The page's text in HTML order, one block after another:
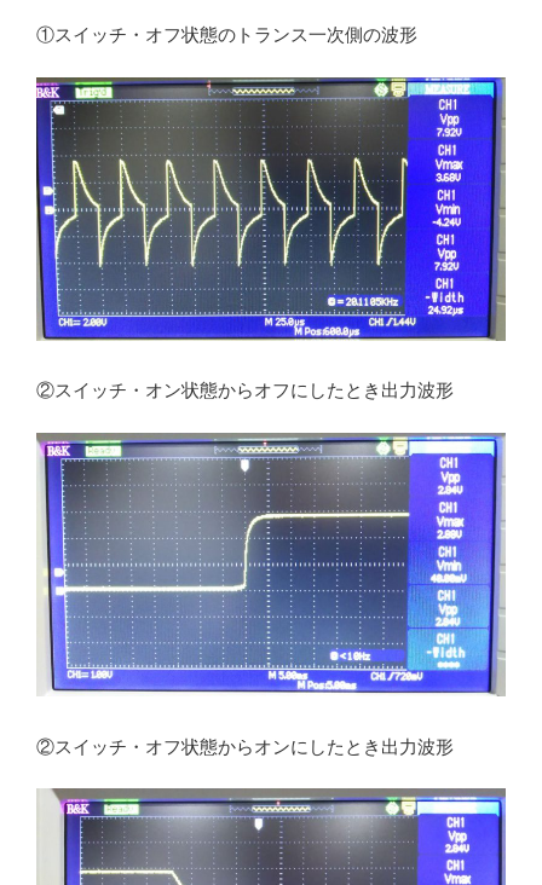
①スイッチ・オフ状態のトランス一次側の波形
②スイッチ・オン状態からオフにしたとき出力波形
②スイッチ・オフ状態からオンにしたとき出力波形